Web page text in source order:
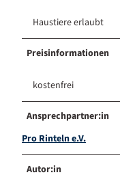
Haustiere erlaubt
Preisinformationen
kostenfrei
Ansprechpartner:in
Pro Rinteln e.V.
Autor:in